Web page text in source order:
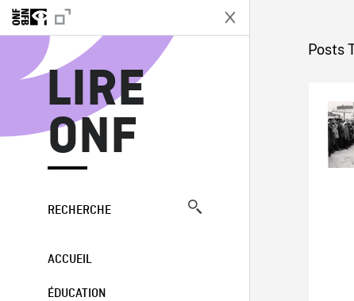
LIRE
ONF
RECHERCHE
ACCUEIL
ÉDUCATION
Posts